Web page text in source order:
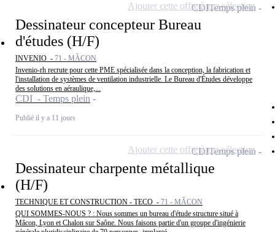
Dessinateur concepteur Bureau
d'études (H/F)
INVENIO - 71 - MÂCON
Invenio-rh recrute pour cette PME spécialisée dans la conception, la fabrication et
l'installation de systèmes de ventilation industrielle. Le Bureau d'Études développe
des solutions en aéraulique,...
CDI - Temps plein
Publié il y a 11 jours
CDITemps plein
Ajouter cette offre à ma sélection
Dessinateur charpente métallique
(H/F)
TECHNIQUE ET CONSTRUCTION - TECO - 71 - MÂCON
QUI SOMMES-NOUS ? : Nous sommes un bureau d'étude structure situé à
Mâcon, Lyon et Chalon sur Saône. Nous faisons partie d'un groupe d'ingénierie
CDITemps plein
Ajouter cette offre à ma sélection